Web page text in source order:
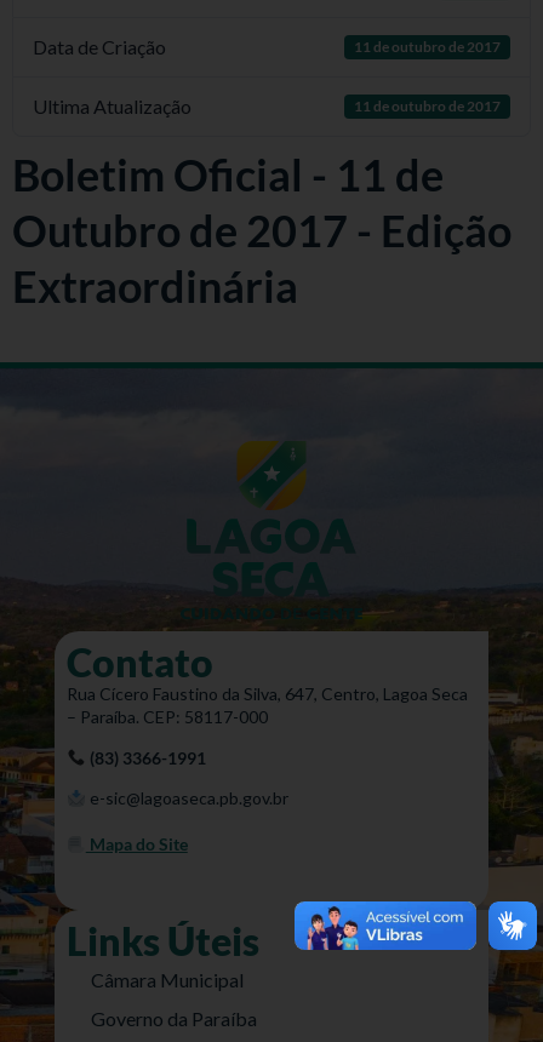
Data de Criação 11 de outubro de 2017
Ultima Atualização 11 de outubro de 2017
Boletim Oficial - 11 de
Outubro de 2017 - Edição
Extraordinária
Contato
Rua Cícero Faustino da Silva, 647, Centro, Lagoa Seca
– Paraíba. CEP: 58117-000
(83) 3366-1991
e-sic@lagoaseca.pb.gov.br
Mapa do Site
Links Úteis
Câmara Municipal
Governo da Paraíba